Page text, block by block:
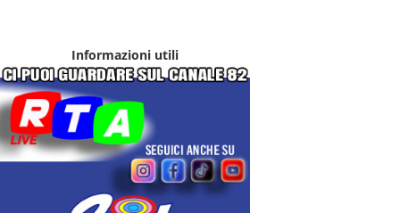
Informazioni utili